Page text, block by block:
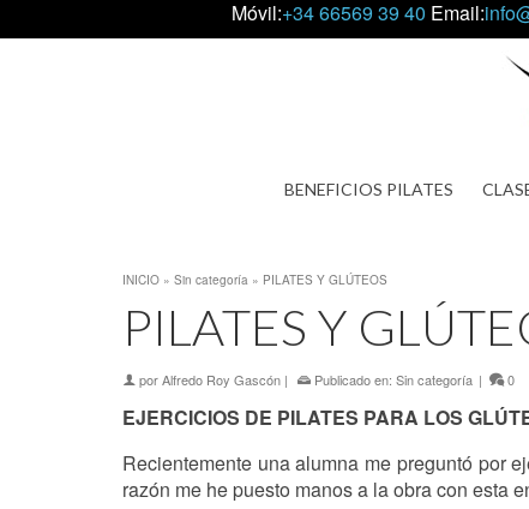
Móvil:+34 66569 39 40 Email:
BENEFICIOS PILATES
INICIO » Sin categoría » PILATES Y GLÚTEOS
PILATES Y
porAlfredo Roy Gascón | Publicado en: Sin categoría | 0
EJERCICIOS DE PILATES PARA LOS
Recientemente una alumna me preguntó por
razón me he puesto manos a la obra con esta